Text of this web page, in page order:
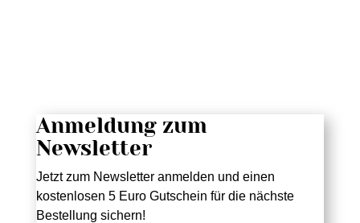
Anmeldung zum
Newsletter
Jetzt zum Newsletter anmelden und einen
kostenlosen 5 Euro Gutschein für die nächste
Bestellung sichern!